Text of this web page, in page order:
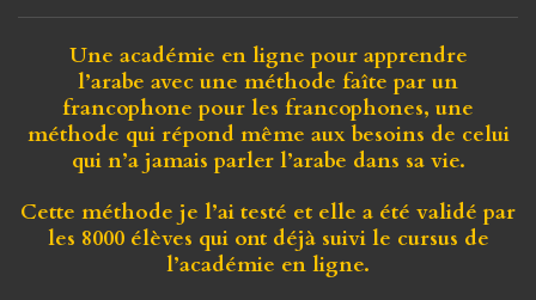
Une académie en ligne pour apprendre
l’arabe avec une méthode faîte par un
francophone pour les francophones, une
méthode qui répond même aux besoins de celui
qui n’a jamais parler l’arabe dans sa vie.
Cette méthode je l’ai testé et elle a été validé par
les 8000 élèves qui ont déjà suivi le cursus de
l’académie en ligne.